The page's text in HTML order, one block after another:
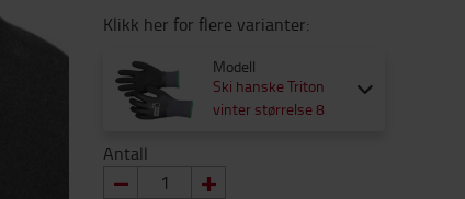
Klikk her for flere varianter:
Modell
Ski hanske Triton
vinter størrelse 8
Antall